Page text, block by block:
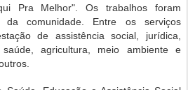
Pra Melhor". Os trabalhos foram
da comunidade. Entre os serviços
de assistência social, jurídica,
agricultura, meio ambiente e